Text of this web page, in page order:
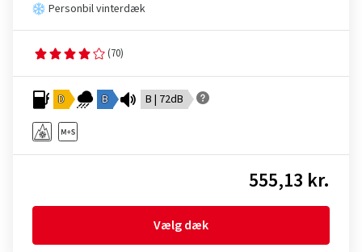
Personbil vinterdæk
(70)
D B B | 72dB
555,13 kr.
Vælg dæk